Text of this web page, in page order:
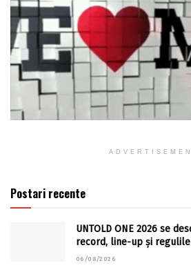
Postari recente
UNTOLD ONE 2026 se
record, line-up și regulile
06/08/2026